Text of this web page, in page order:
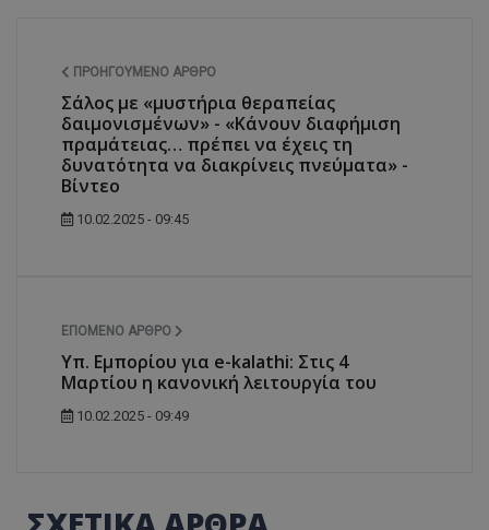
ΠΡΟΗΓΟΎΜΕΝΟ ΆΡΘΡΟ
Σάλος με «μυστήρια θεραπείας
δαιμονισμένων» - «Κάνουν διαφήμιση
πραμάτειας… πρέπει να έχεις τη
δυνατότητα να διακρίνεις πνεύματα» -
Βίντεο
10.02.2025 - 09:45
ΕΠΌΜΕΝΟ ΆΡΘΡΟ
Υπ. Εμπορίου για e-kalathi: Στις 4
Μαρτίου η κανονική λειτουργία του
10.02.2025 - 09:49